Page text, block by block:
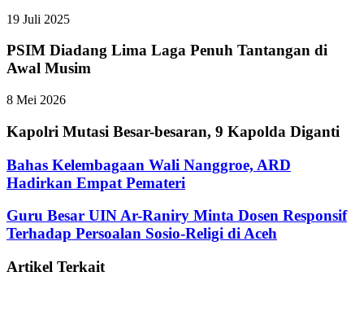
19 Juli 2025
PSIM Diadang Lima Laga Penuh Tantangan di
Awal Musim
8 Mei 2026
Kapolri Mutasi Besar-besaran, 9 Kapolda Diganti
Bahas Kelembagaan Wali Nanggroe, ARD
Hadirkan Empat Pemateri
Guru Besar UIN Ar-Raniry Minta Dosen Responsif
Terhadap Persoalan Sosio-Religi di Aceh
Artikel Terkait